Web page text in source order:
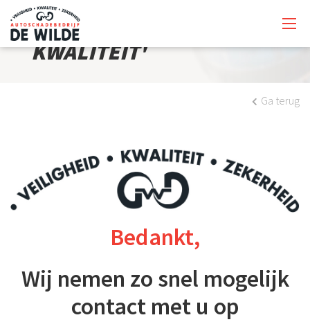
'AL 35 JAAR DE HOOGSTE
KWALITEIT'
Ga terug
Bedankt,
Wij nemen zo snel mogelijk
contact met u op